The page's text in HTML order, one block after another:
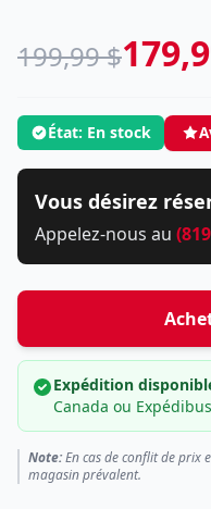
199,99 $
État: En stock
Vous désirez
Appelez-nous au
Expédition
Canada ou
Note:En cas de conflit de prix
magasin prévalent.